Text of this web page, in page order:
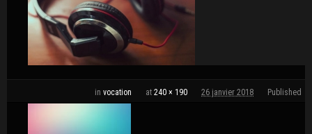
Published
26 janvier 2018
at 240 × 190
in vocation